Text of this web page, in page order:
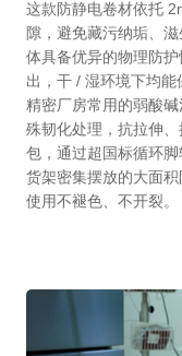
这款防静电卷材依托
隙，避免藏污纳垢、
体具备优异的物理防
出，干 / 湿环境下均能
精密厂房常用的弱酸
殊韧化处理，抗拉伸
包，通过超国标循环
货架密集摆放的大面
使用不褪色、不开裂。